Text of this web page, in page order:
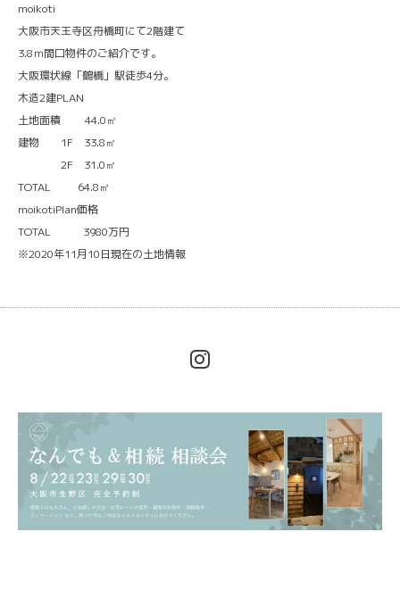
moikoti
大阪市天王寺区舟橋町にて2階建て
3.8ｍ間口物件のご紹介です。
大阪環状線「鶴橋」駅徒歩4分。
木造2建PLAN
土地面積 44.0㎡
建物 1F 33.8㎡
2F 31.0㎡
TOTAL 64.8㎡
moikotiPlan価格
TOTAL 3980万円
※2020年11月10日現在の土地情報